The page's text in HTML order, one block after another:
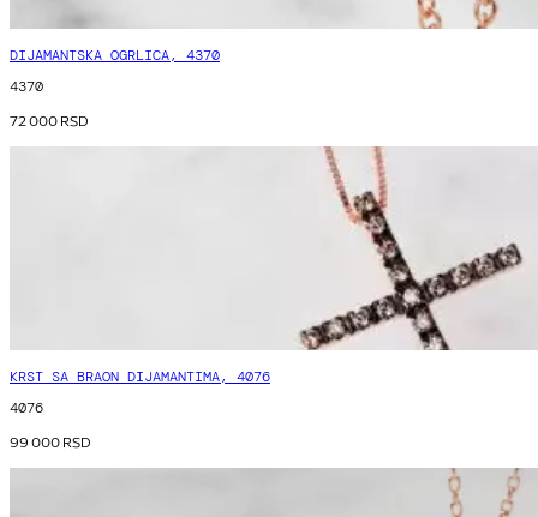
DIJAMANTSKA OGRLICA, 4370
4370
72 000RSD
KRST SA BRAON DIJAMANTIMA, 4076
4076
99 000RSD